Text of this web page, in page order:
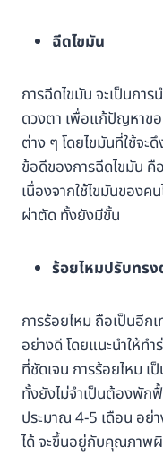
ฉีดไขมัน
การฉีดไขมัน จะเป็นกา
ดวงตา เพื่อแก้ปัญหาข
ต่าง ๆ โดยไขมันที่ใช้จ
ข้อดีของการฉีดไขมัน คื
เนื่องจากใช้ไขมันของค
ผ่าตัด ทั้งยังมีขั้น
ร้อยไหมปรับทรง
การร้อยไหม ถือเป็นอีก
อย่างดี โดยแนะนำให้ท
ที่ชัดเจน การร้อยไหม
ทั้งยังไม่จำเป็นต้องพัก
ประมาณ 4-5 เดือน อย่า
ได้ จะขึ้นอยู่กับคุณภาพ